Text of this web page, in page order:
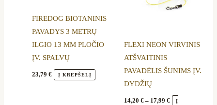
FIREDOG BIOTANINIS
PAVADYS 3 METRŲ
ILGIO 13 MM PLOČIO
ĮV. SPALVŲ
23,79€ Į KREPŠELĮ
may
be
chosen
FLEXI NEON VIRVINIS
ATŠVAITINIS
PAVADĖLIS ŠUNIMS ĮV.
DYDŽIŲ
14,20 € – 17,99 € Į
options
chosen
on
the
page